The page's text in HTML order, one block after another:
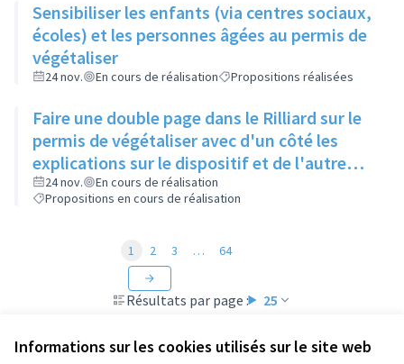
Informations sur les cookies utilisés sur le site web
Sensibiliser les enfants (via centres sociaux,
écoles) et les personnes âgées au permis de
végétaliser
24 nov. En cours de réalisation Propositions réalisées
Faire une double page dans le Rilliard sur le
permis de végétaliser avec d'un côté les
explications sur le dispositif et de l'autre
côté des exemples concrets de lieux à
investir
24 nov.
En cours de réalisation
Propositions en cours de réalisation
Résultats par page : 25
1 2 3 … 64